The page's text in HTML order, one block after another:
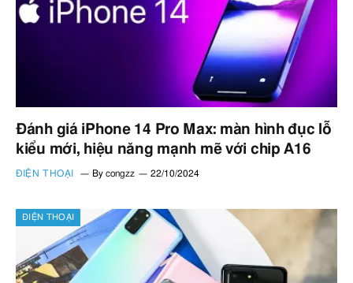
Đánh giá iPhone 14 Pro Max: màn hình đục lỗ
kiểu mới, hiệu năng mạnh mẽ với chip A16
ĐIỆN THOẠI By congzz 22/10/2024
ĐIỆN THOẠI